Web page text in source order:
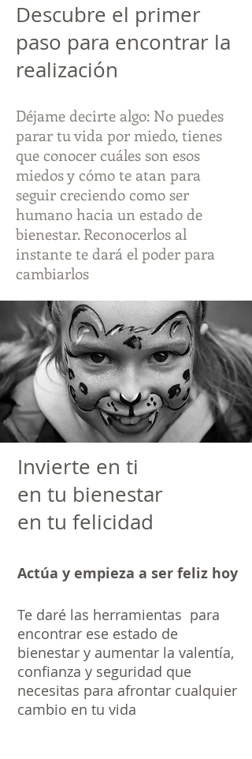
Descubre el primer
paso para encontrar la
realización
Déjame decirte algo: No puedes
parar tu vida por miedo, tienes
que conocer cuáles son esos
miedos y cómo te atan para
seguir creciendo como ser
humano hacia un estado de
bienestar. Reconocerlos al
instante te dará el poder para
cambiarlos
Invierte en ti
en tu bienestar
en tu felicidad
Actúa y empieza a ser feliz hoy
Te daré las herramientas para
encontrar ese estado de
bienestar y aumentar la valentía,
confianza y seguridad que
necesitas para afrontar cualquier
cambio en tu vida